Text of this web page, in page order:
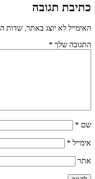
כתיבת תגובה
האימייל לא יוצג באתר. שדות
התגובה שלך *
שם *
אימייל *
אתר